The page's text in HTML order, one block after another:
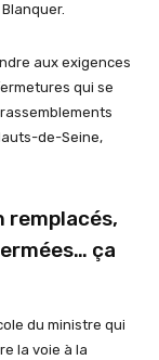
aux exigences
qui se
de-Seine,
remplacés,
ça
du ministre qui
la voie à la